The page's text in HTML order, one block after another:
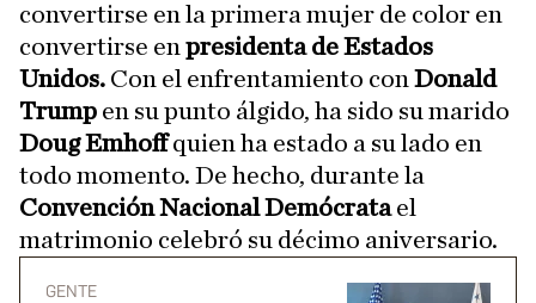
convertirse en la primera mujer de color en
convertirse en presidenta deEstados
Unidos. Con el enfrentamiento con Donald
Trump en su punto álgido, ha sido su marido
Doug Emhoffquien ha estado a su lado en
todo momento. De hecho, durante la
Convención Nacional Demócratael
matrimonio celebró su décimo aniversario.
GENTE